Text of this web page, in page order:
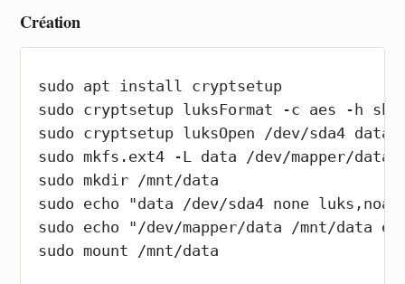
Création
sudo apt install cryptsetup
sudo cryptsetup luksFormat -c aes -h
sudo cryptsetup luksOpen /dev/sda4 data
sudo mkfs.ext4 -L data /dev/mapper/data
sudo mkdir /mnt/data
sudo echo "data /dev/sda4 none
sudo echo "/dev/mapper/data /mnt/data
sudo mount /mnt/data